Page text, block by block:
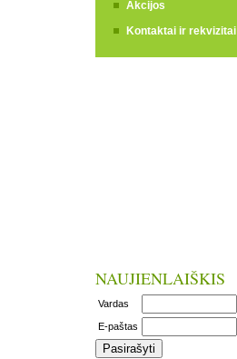
Akcijos
Kontaktai ir rekvizitai
NAUJIENLAIŠKIS
Vardas
E-paštas